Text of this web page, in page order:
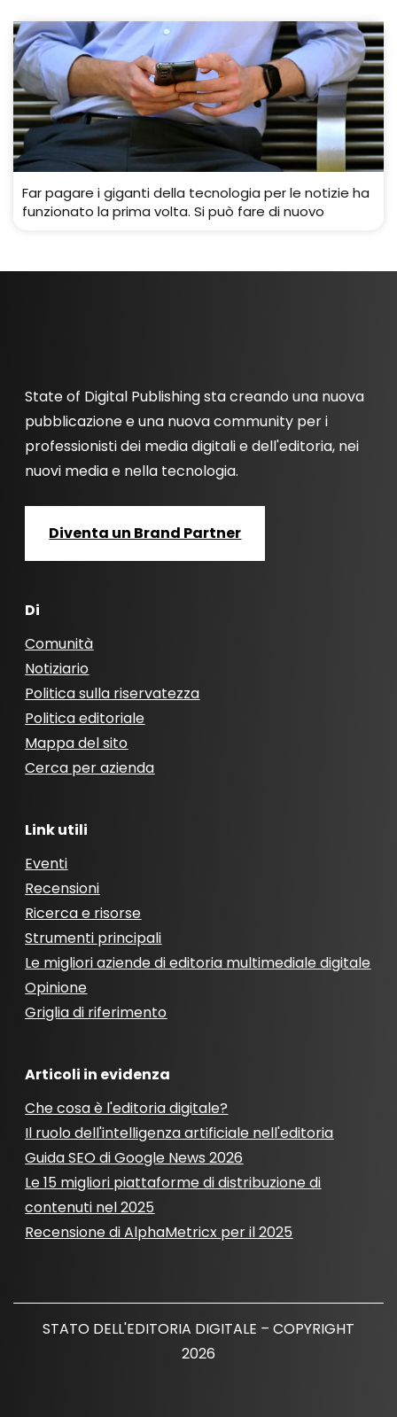
Far pagare i giganti della tecnologia per le notizie ha
funzionato la prima volta. Si può fare di nuovo
State of Digital Publishing sta creando una nuova
pubblicazione e una nuova community per i
professionisti dei media digitali e dell'editoria, nei
nuovi media e nella tecnologia.
Diventa un Brand Partner
Di
Comunità
Notiziario
Politica sulla riservatezza
Politica editoriale
Mappa del sito
Cerca per azienda
Link utili
Eventi
Recensioni
Ricerca e risorse
Strumenti principali
Le migliori aziende di editoria multimediale digitale
Opinione
Griglia di riferimento
Articoli in evidenza
Che cosa è l'editoria digitale?
Il ruolo dell'intelligenza artificiale nell'editoria
Guida SEO di Google News 2026
Le 15 migliori piattaforme di distribuzione di
contenuti nel 2025
Recensione di AlphaMetricx per il 2025
STATO DELL'EDITORIA DIGITALE – COPYRIGHT
2026